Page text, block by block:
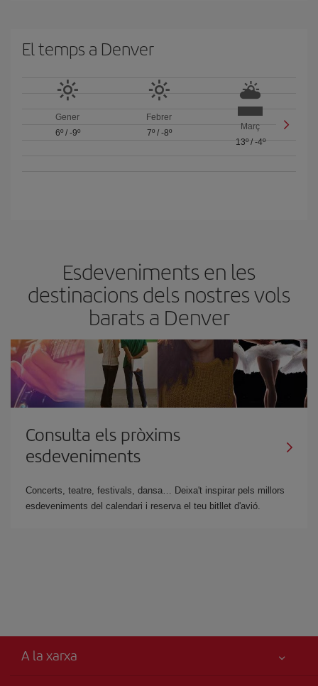
El temps a Denver
Gener
6º/ -9º
Febrer
7º/ -8º
Març
13º/ -4º
Esdeveniments en les
destinacions dels nostres vols
barats a Denver
Consulta els pròxims
esdeveniments
Concerts, teatre, festivals, dansa… Deixa't inspirar pels millors
esdeveniments del calendari i reserva el teu bitllet d'avió.
A la xarxa